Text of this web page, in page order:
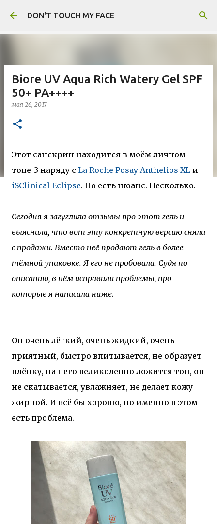
К основному контенту
DON'T TOUCH MY FACE
Biore UV Aqua Rich Watery Gel SPF
50+ PA++++
мая 26, 2017
Этот санскрин находится в моём личном
топе-3 наряду с La Roche Posay Anthelios XL и
iSClinical Eclipse. Но есть нюанс. Несколько.
Сегодня я загуглила отзывы про этот гель и
выяснила, что вот эту конкретную версию сняли
с продажи. Вместо неё продают гель в более
тёмной упаковке. Я его не пробовала. Судя по
описанию, в нём исправили проблемы, про
которые я написала ниже.
Он очень лёгкий, очень жидкий, очень
приятный, быстро впитывается, не образует
плёнку, на него великолепно ложится тон, он
не скатывается, увлажняет, не делает кожу
жирной. И всё бы хорошо, но именно в этом
есть проблема.